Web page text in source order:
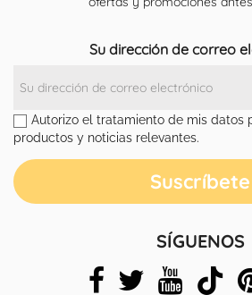
Su dirección de correo
Autorizo el tratamiento de mis datos
productos y noticias relevantes.
SÍGUENOS